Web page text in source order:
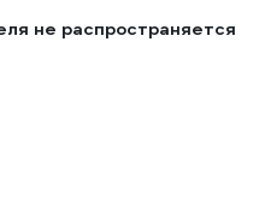
не распространяется